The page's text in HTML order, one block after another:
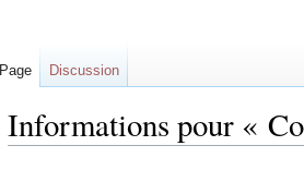
Informations pour «
Page Discussion